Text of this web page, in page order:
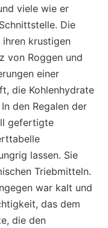
viele wie er
Die
ihren krustigen
von Roggen und
einer
die Kohlenhydrate
den Regalen der
gefertigte
lassen. Sie
Triebmitteln.
war kalt und
das dem
die den